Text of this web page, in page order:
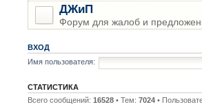
ДЖиП
Форум для жалоб и
ВХОД
Имя пользователя:
СТАТИСТИКА
Всего сообщений: 16528 • Тем: 7024 •